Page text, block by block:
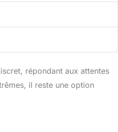
répondant aux attentes
il reste une option